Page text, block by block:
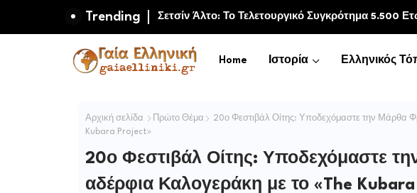
Trending Μαμούθ και πρώιμη ανθρώπινη κοινωνία
Home Ιστορία Ελληνικός
Αρχική σελίδα Πρώτο Θέμα
20ο Φεστιβάλ Οίτης: Υποδεχόμαστε την Μάρθα
Kubara Project»
20ο Φεστιβάλ Οίτης: Υποδεχόμαστε
αδέρφια Καλογεράκη με το «The